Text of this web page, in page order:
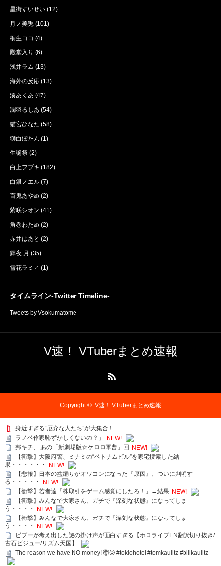
星街すいせい (12)
月ノ美兎 (101)
桐生ココ (4)
殿堂入り (6)
浅井ラム (13)
海外の反応 (13)
湊あくあ (47)
潤羽るしあ (54)
猫宮ひなた (58)
獅白ぼたん (1)
生誕祭 (2)
白上フブキ (182)
白銀ノエル (7)
百鬼あやめ (2)
紫咲シオン (41)
角巻わため (2)
赤井はあと (2)
輝夜 月 (35)
雪花ラミィ (1)
タイムライン-Twitter Timeline-
Tweets by Vsokumatome
V速！ VTuberまとめ速報
Copyright © V速！ VTuberまとめ速報
身近すぎる“厄介な人たち”が大集合！
ラノベ作家恥ずかしくないの？」
NEW!
邦キチ、 あの「新劇場版☆ケロロ軍曹」回 NEW!
【衝撃】大阪府警、ミナミの“ベトナムビル”を家宅捜索した結
果・・・・・・
NEW!
【悲報】日本の盆踊りがオワコンになった『原因』、ついに判明す
る・・・・・
NEW!
【衝撃】若者達「株取引をゲーム感覚にしたろ！」→結果 NEW!
【衝撃】みんなで大家さん、ガチで『深刻な状態』になってしま
う・・・・
NEW!
【衝撃】みんなで大家さん、ガチで『深刻な状態』になってしま
う・・・・
NEW!
ビブーが考え出した謎の掛け声が面白すぎる【ホロライブEN翻訳切り抜き/
古石ビジュー/リズム天国】
The reason we have NO money! 🤯🥲 #tokiohotel #tomkaulitz #billkaulitz